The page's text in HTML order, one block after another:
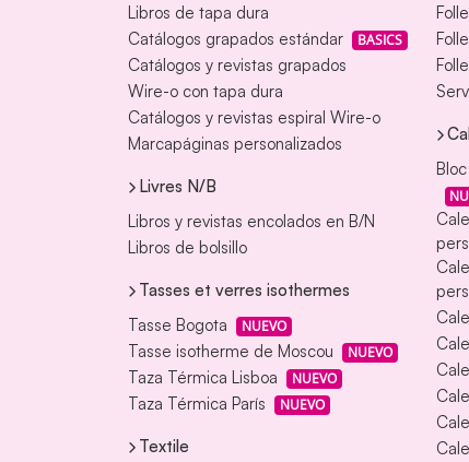
Libros de tapa dura
Catálogos grapados estándar
BASICS
Catálogos y revistas grapados
Wire-o con tapa dura
Catálogos y revistas espiral Wire-o
Marcapáginas personalizados
Livres N/B
Libros y revistas encolados en B/N
Libros de bolsillo
Tasses et verres isothermes
Tasse Bogota
NUEVO
Tasse isotherme de Moscou NUEVO
Taza Térmica Lisboa NUEVO
Taza Térmica París NUEVO
Textile